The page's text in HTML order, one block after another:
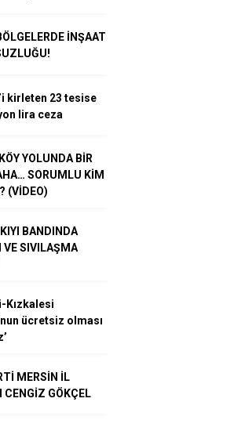
İNŞAAT
kirleten 23 tesise
lira ceza
YOLUNDA BİR
SORUMLU KİM
(VİDEO)
BANDINDA
VE SIVILAŞMA
Kızkalesi
ücretsiz olması
MERSİN İL
CENGİZ GÖKÇEL